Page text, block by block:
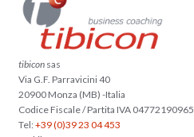
tibicon sas
Via G.F. Parravicini 40
20900 Monza (MB) -Italia
Codice Fiscale / Partita IVA 04772190965
Tel:+39 (0)39 23 04 453